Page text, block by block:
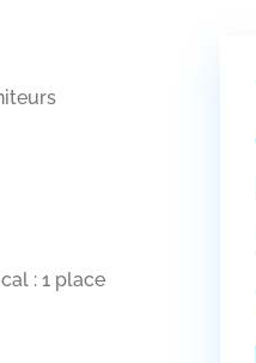
: 1 place